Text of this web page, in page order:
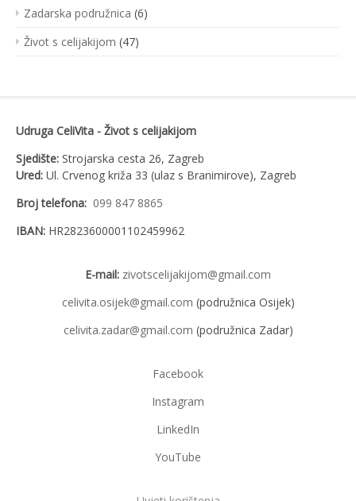
Zadarska podružnica (6)
Život s celijakijom (47)
Udruga CeliVita - Život s celijakijom
Sjedište: Strojarska cesta 26, Zagreb
Ured: Ul. Crvenog križa 33 (ulaz s Branimirove), Zagreb
Broj telefona: 099 847 8865
IBAN: HR2823600001102459962
E-mail: zivotscelijakijom@gmail.com
celivita.osijek@gmail.com (podružnica Osijek)
celivita.zadar@gmail.com (podružnica Zadar)
Facebook
Instagram
LinkedIn
YouTube